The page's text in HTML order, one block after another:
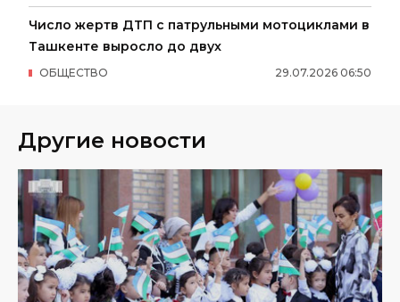
Число жертв ДТП с патрульными мотоциклами в
Ташкенте выросло до двух
29.07.2026 06:50
ОБЩЕСТВО
Другие новости